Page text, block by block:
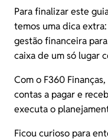
Para finalizar este
temos uma dica
gestão financeira
caixa de um só lugar
Com o F360 Finanças,
contas a pagar e
executa o
Ficou curioso para